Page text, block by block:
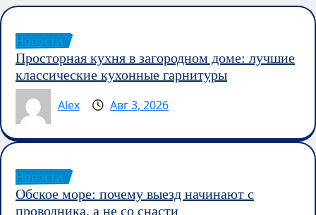
Просторная кухня в загородном доме: лучшие
классические кухонные гарнитуры
Alex
Авг 3, 2026
Обское море: почему выезд начинают с
проводника, а не со снасти